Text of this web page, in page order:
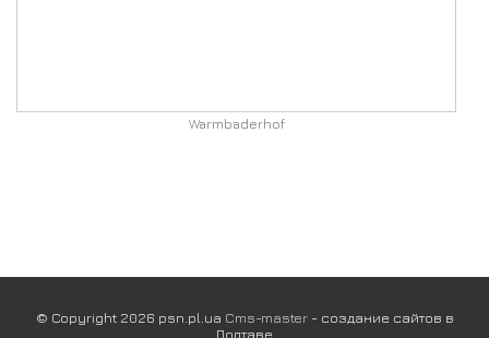
Warmbaderhof
© Copyright 2026 psn.pl.ua Cms-master- создание сайтов в
Полтаве